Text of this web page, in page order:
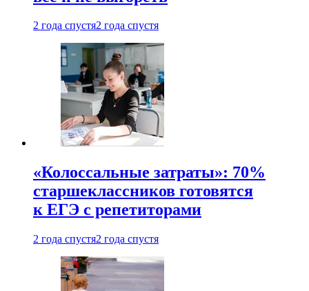
2 года спустя2 года спустя
«Колоссальные затраты»: 70%
старшеклассников готовятся
к ЕГЭ с репетиторами
2 года спустя2 года спустя